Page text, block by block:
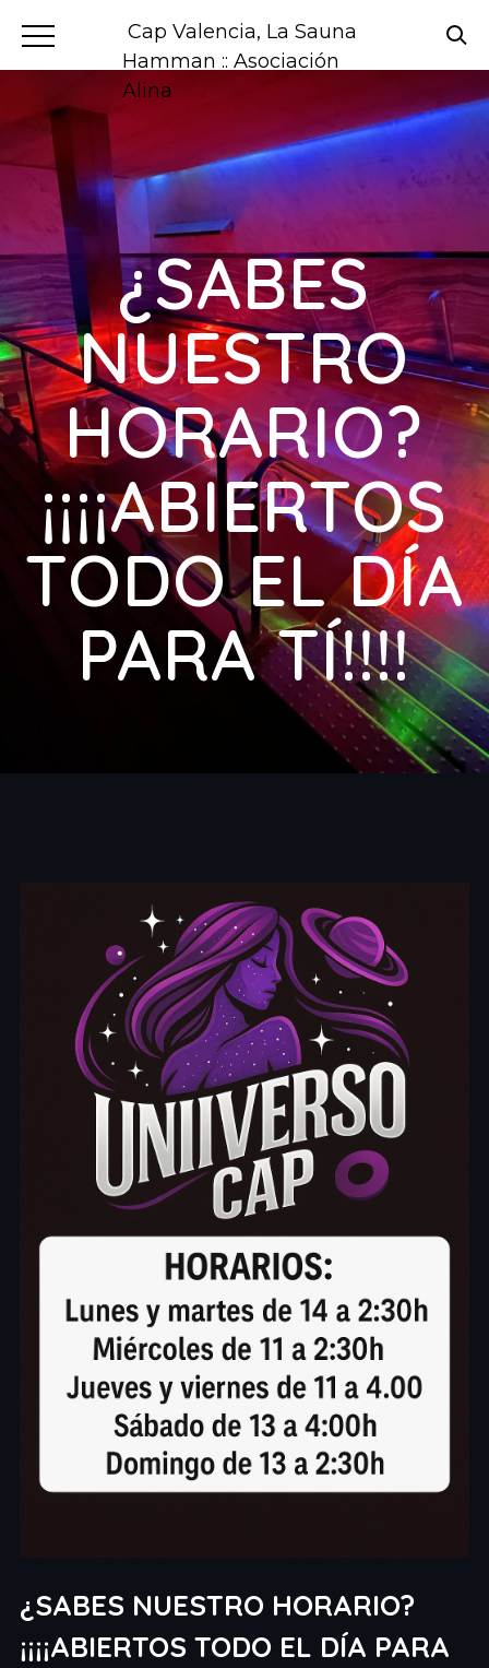
Cap Valencia, La Sauna
Hamman :: Asociación
Alina
¿SABES
NUESTRO
HORARIO?
¡¡¡¡ABIERTOS
TODO EL DÍA
PARA TÍ!!!!
¿SABES NUESTRO HORARIO?
¡¡¡¡ABIERTOS TODO EL DÍA PARA